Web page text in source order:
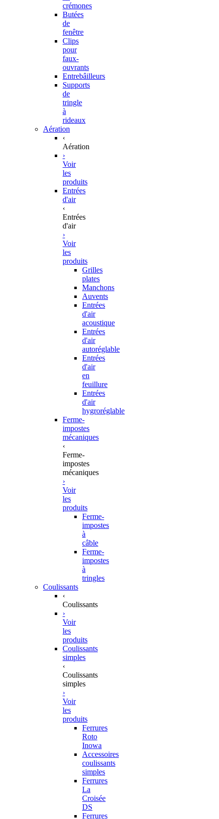
crémones
Butées
de
fenêtre
Clips
pour
faux-
ouvrants
Entrebâilleurs
Supports
de
tringle
à
rideaux
Aération
‹
Aération
›
Voir
les
produits
Entrées
d'air
‹
Entrées
d'air
›
Voir
les
produits
Grilles
plates
Manchons
Auvents
Entrées
d'air
acoustique
Entrées
d'air
autoréglable
Entrées
d'air
en
feuillure
Entrées
d'air
hygroréglable
Ferme-
impostes
mécaniques
‹
Ferme-
impostes
mécaniques
›
Voir
les
produits
Ferme-
impostes
à
câble
Ferme-
impostes
à
tringles
Coulissants
‹
Coulissants
›
Voir
les
produits
Coulissants
simples
‹
Coulissants
simples
›
Voir
les
produits
Ferrures
Roto
Inowa
Accessoires
coulissants
simples
Ferrures
La
Croisée
DS
Ferrures